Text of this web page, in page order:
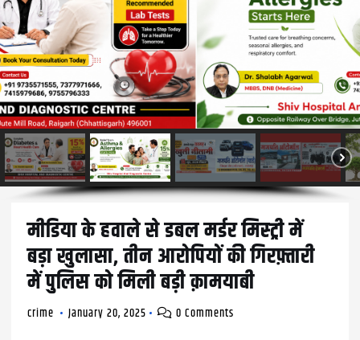
मीडिया के हवाले से डबल मर्डर मिस्ट्री में
बड़ा खुलासा, तीन आरोपियों की गिरफ़्तारी
में पुलिस को मिली बड़ी क़ामयाबी
crime January 20, 2025 0 Comments